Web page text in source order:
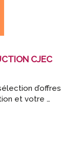
CJEC
d’offres
et votre …